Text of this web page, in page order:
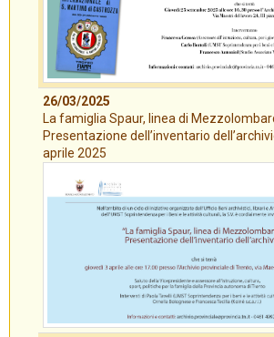
26/03/2025
La famiglia Spaur, linea di
Presentazione dell’inventario
aprile 2025